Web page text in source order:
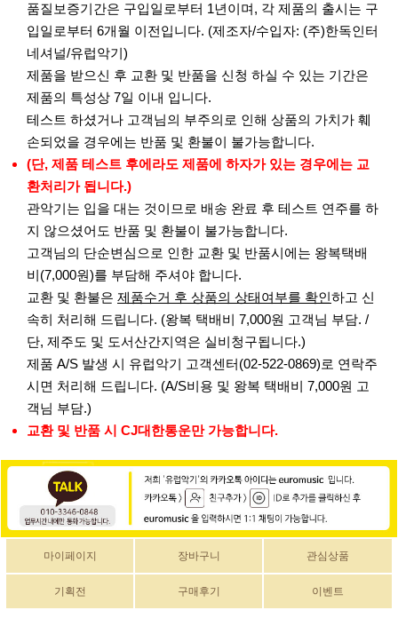
품질보증기간은 구입일로부터 1년이며, 각 제품의 출시는 구
입일로부터 6개월 이전입니다. (제조자/수입자: (주)한독인터
네셔널/유럽악기)
제품을 받으신 후 교환 및 반품을 신청 하실 수 있는 기간은
제품의 특성상 7일 이내 입니다.
테스트 하셨거나 고객님의 부주의로 인해 상품의 가치가 훼
손되었을 경우에는 반품 및 환불이 불가능합니다.
(단, 제품 테스트 후에라도 제품에 하자가 있는 경우에는 교
환처리가 됩니다.)
관악기는 입을 대는 것이므로 배송 완료 후 테스트 연주를 하
지 않으셨어도 반품 및 환불이 불가능합니다.
고객님의 단순변심으로 인한 교환 및 반품시에는 왕복택배
비(7,000원)를 부담해 주셔야 합니다.
교환 및 환불은 제품수거 후 상품의 상태여부를 확인하고 신
속히 처리해 드립니다. (왕복 택배비 7,000원 고객님 부담. /
단, 제주도 및 도서산간지역은 실비청구됩니다.)
제품 A/S 발생 시 유럽악기 고객센터(02-522-0869)로 연락주
시면 처리해 드립니다. (A/S비용 및 왕복 택배비 7,000원 고
객님 부담.)
교환 및 반품 시 CJ대한통운만 가능합니다.
마이페이지 장바구니 관심상품
기획전 구매후기 이벤트